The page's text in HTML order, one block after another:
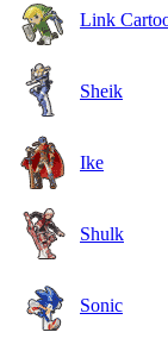
Link
Sheik
Ike
Shulk
Sonic